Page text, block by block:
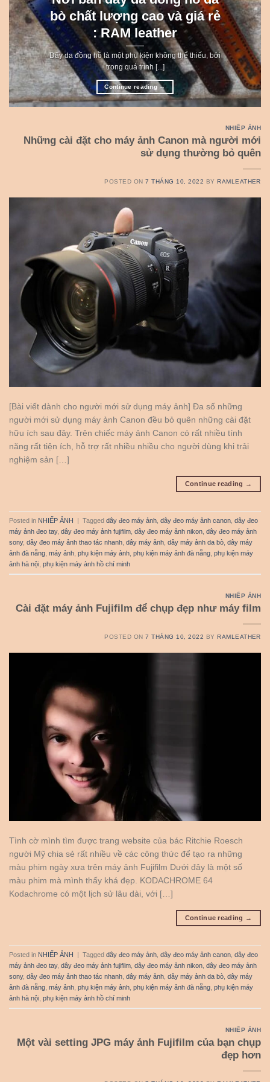
bò chất lượng cao và giá rẻ
: RAM leather
Dây da đồng hồ là một phụ kiện không thể thiếu, bởi
trong quá trình [...]
Continue reading →
NHIẾP ẢNH
Những cài đặt cho máy ảnh Canon mà người mới
sử dụng thường bỏ quên
POSTED ON7 THÁNG 10, 2022 BYRAMLEATHER
[Bài viết dành cho người mới sử dụng máy ảnh] Đa số những
người mới sử dụng máy ảnh Canon đều bỏ quên những cài đặt
hữu ích sau đây. Trên chiếc máy ảnh Canon có rất nhiều tính
năng rất tiện ích, hỗ trợ rất nhiều nhiều cho người dùng khi trải
nghiệm sản […]
Continue reading →
Posted in NHIẾP ẢNH | Tagged dây đeo máy ảnh dây đeo máy ảnh canon dây đeo
máy ảnh đeo tay, dây đeo máy ảnh fujifilm dây đeo máy ảnh nikon dây đeo máy ảnh
sony, dây đeo máy ảnh thao tác nhanh dây máy ảnh dây máy ảnh da bò dây máy
ảnh đà nẵng máy ảnh phụ kiện máy ảnh phụ kiện máy ảnh đà nẵng phụ kiện máy
ảnh hà nội phụ kiện máy ảnh hồ chí minh
NHIẾP ẢNH
Cài đặt máy ảnh Fujifilm để chụp đẹp như máy film
POSTED ON7 THÁNG 10, 2022 BYRAMLEATHER
Tình cờ mình tìm được trang website của bác Ritchie Roesch
người Mỹ chia sẻ rất nhiều về các công thức để tạo ra những
màu phim ngày xưa trên máy ảnh Fujifilm Dưới đây là một số
màu phim mà mình thấy khá đẹp. KODACHROME 64
Kodachrome có một lịch sử lâu dài, với […]
Continue reading →
Posted in NHIẾP ẢNH | Tagged dây đeo máy ảnh dây đeo máy ảnh canon dây đeo
máy ảnh đeo tay, dây đeo máy ảnh fujifilm dây đeo máy ảnh nikon dây đeo máy ảnh
sony, dây đeo máy ảnh thao tác nhanh dây máy ảnh dây máy ảnh da bò dây máy
ảnh đà nẵng máy ảnh phụ kiện máy ảnh phụ kiện máy ảnh đà nẵng phụ kiện máy
ảnh hà nội phụ kiện máy ảnh hồ chí minh
NHIẾP ẢNH
Một vài setting JPG máy ảnh Fujifilm của bạn chụp
đẹp hơn